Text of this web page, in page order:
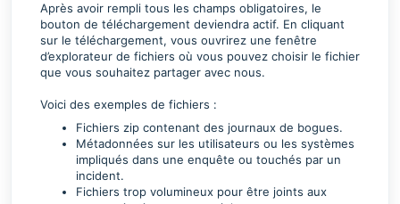
Après avoir rempli tous les champs obligatoires, le
bouton de téléchargement deviendra actif. En cliquant
sur le téléchargement, vous ouvrirez une fenêtre
d’explorateur de fichiers où vous pouvez choisir le fichier
que vous souhaitez partager avec nous.
Voici des exemples de fichiers :
Fichiers zip contenant des journaux de bogues.
Métadonnées sur les utilisateurs ou les systèmes
impliqués dans une enquête ou touchés par un
incident.
Fichiers trop volumineux pour être joints aux